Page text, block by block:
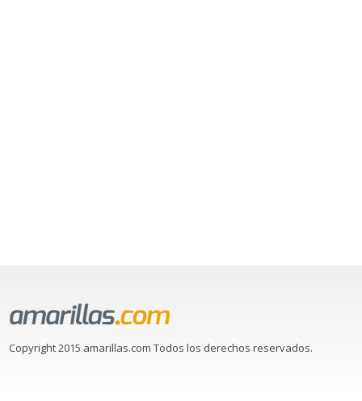
Copyright 2015 amarillas.com Todos los derechos reservados.